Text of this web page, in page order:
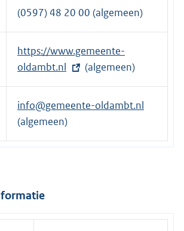
(0597) 48 20 00 (algemeen)
E
x
t
e
r
e
n
k
https://www.gemeente-
oldambt.nl
(algemeen)
info@gemeente-oldambt.nl
(algemeen)